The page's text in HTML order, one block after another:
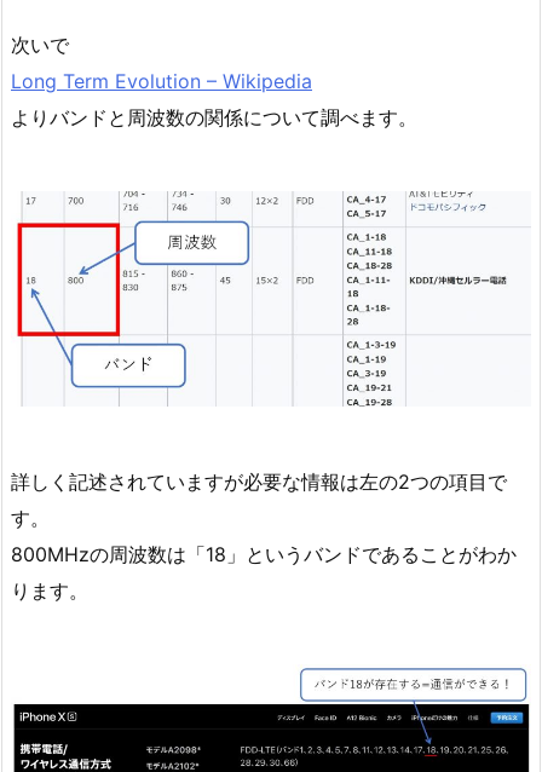
次いで
Long Term Evolution – Wikipedia
よりバンドと周波数の関係について調べます。
詳しく記述されていますが必要な情報は左の2つの項目で
す。
800MHzの周波数は「18」というバンドであることがわか
ります。